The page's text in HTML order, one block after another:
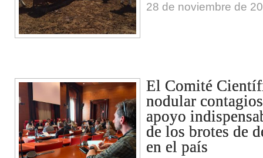
28 de noviembre de
El Comité
nodular
apoyo
de los brotes de
en el país